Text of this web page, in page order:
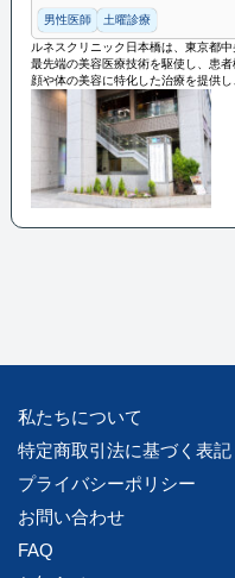
男性医師 土曜診療
ルネスクリニック日本橋は、東京都
最先端の美容医療技術を駆使し、患者
顔や体の美容に特化した治療を提供
り、患者様のニーズに応えます。
高い技術力と安心感あふれる雰囲気
私たちについて
特定商取引法に基づく表記
プライバシーポリシー
お問い合わせ
FAQ